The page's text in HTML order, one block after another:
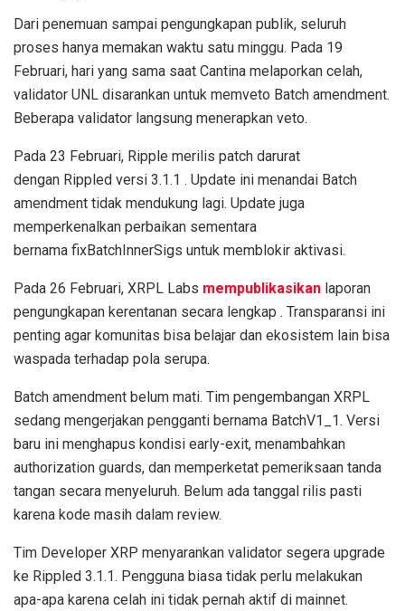
Dari penemuan sampai pengungkapan publik, seluruh
proses hanya memakan waktu satu minggu. Pada 19
Februari, hari yang sama saat Cantina melaporkan celah,
validator UNL disarankan untuk memveto Batch amendment.
Beberapa validator langsung menerapkan veto.
Pada 23 Februari, Ripple merilis patch darurat
dengan Rippled versi 3.1.1 . Update ini menandai Batch
amendment tidak mendukung lagi. Update juga
memperkenalkan perbaikan sementara
bernama fixBatchInnerSigs untuk memblokir aktivasi.
Pada 26 Februari, XRPL Labs mempublikasikan laporan
pengungkapan kerentanan secara lengkap . Transparansi ini
penting agar komunitas bisa belajar dan ekosistem lain bisa
waspada terhadap pola serupa.
Batch amendment belum mati. Tim pengembangan XRPL
sedang mengerjakan pengganti bernama BatchV1_1. Versi
baru ini menghapus kondisi early-exit, menambahkan
authorization guards, dan memperketat pemeriksaan tanda
tangan secara menyeluruh. Belum ada tanggal rilis pasti
karena kode masih dalam review.
Tim Developer XRP menyarankan validator segera upgrade
ke Rippled 3.1.1. Pengguna biasa tidak perlu melakukan
apa-apa karena celah ini tidak pernah aktif di mainnet.